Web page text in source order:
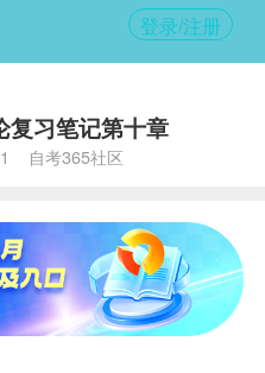
登录/注册
复习笔记第十章
自考365社区